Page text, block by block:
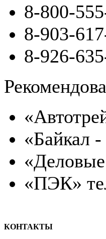
8-800-
8-903-
8-926-
«Байкал
«ПЭК»
КОНТАКТЫ